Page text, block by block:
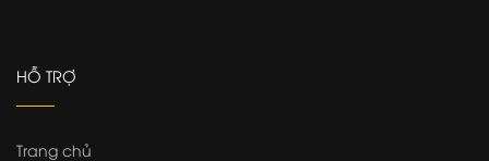
HỖ TRỢ
Trang chủ